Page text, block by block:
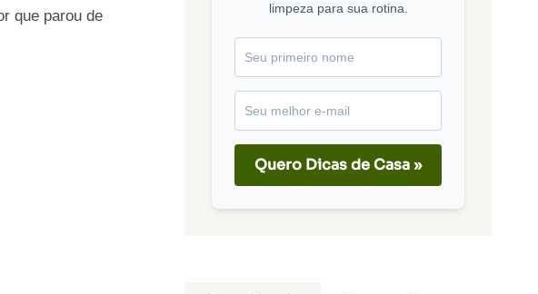
que parou de
limpeza para sua rotina.
Quero Dicas de Casa »